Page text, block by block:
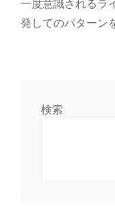
一度意識されるラ
発してのパターン
検索